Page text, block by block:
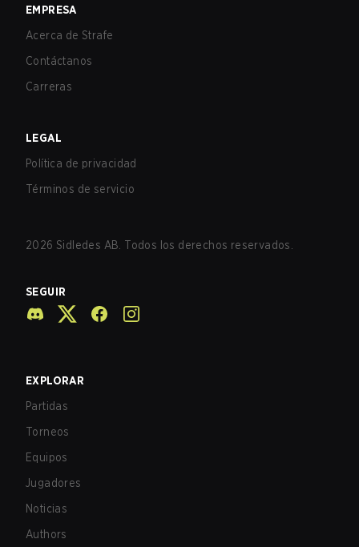
EMPRESA
Acerca de Strafe
Contáctanos
Carreras
LEGAL
Política de privacidad
Términos de servicio
2026 Sidledes AB. Todos los derechos reservados.
SEGUIR
EXPLORAR
Partidas
Torneos
Equipos
Jugadores
Noticias
Authors